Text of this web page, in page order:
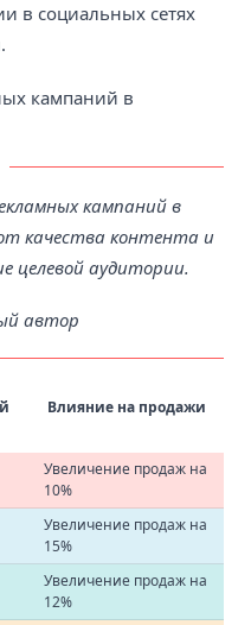
в социальных сетях
кампаний в
качества контента и
целевой аудитории.
автор
Влияние на продажи
Увеличение продаж на
10%
Увеличение продаж на
15%
Увеличение продаж на
12%